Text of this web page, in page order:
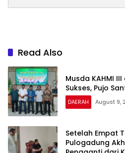
Read Also
Musda KAHMI
Sukses, Pujo
DAERAH August 9,
Setelah Empat
Pulogadung